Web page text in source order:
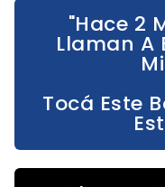
"Hace 2
Llaman A
Tocá Este